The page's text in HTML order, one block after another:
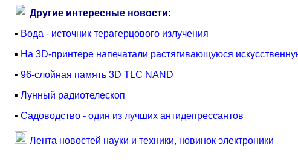
Другие интересные новости:
▪ Вода - источник терагерцового излучения
▪ На 3D-принтере напечатали растягивающуюся
▪ 96-слойная память 3D TLC NAND
▪ Лунный радиотелескоп
▪ Садоводство - один из лучших антидепрессантов
Лента новостей науки и техники, новинок электроники